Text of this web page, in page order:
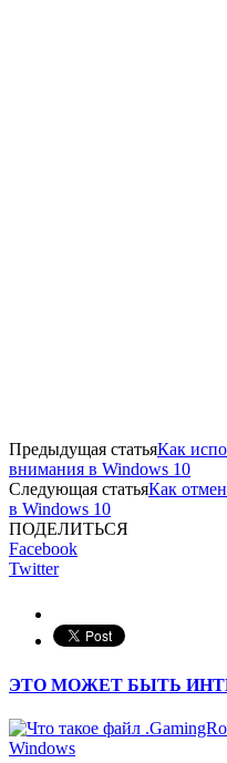
Предыдущая статьяКак
внимания в Windows 10
Следующая статьяКак
в Windows 10
ПОДЕЛИТЬСЯ
Facebook
Twitter
ЭТО МОЖЕТ БЫТЬ
Windows